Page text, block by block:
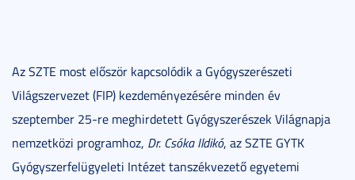
Az SZTE most először kapcsolódik a Gyógyszerészeti
Világszervezet (FIP) kezdeményezésére minden év
szeptember 25-re meghirdetett Gyógyszerészek Világnapja
nemzetközi programhoz, Dr. Csóka Ildikó, az SZTE GYTK
Gyógyszerfelügyeleti Intézet tanszékvezető egyetemi